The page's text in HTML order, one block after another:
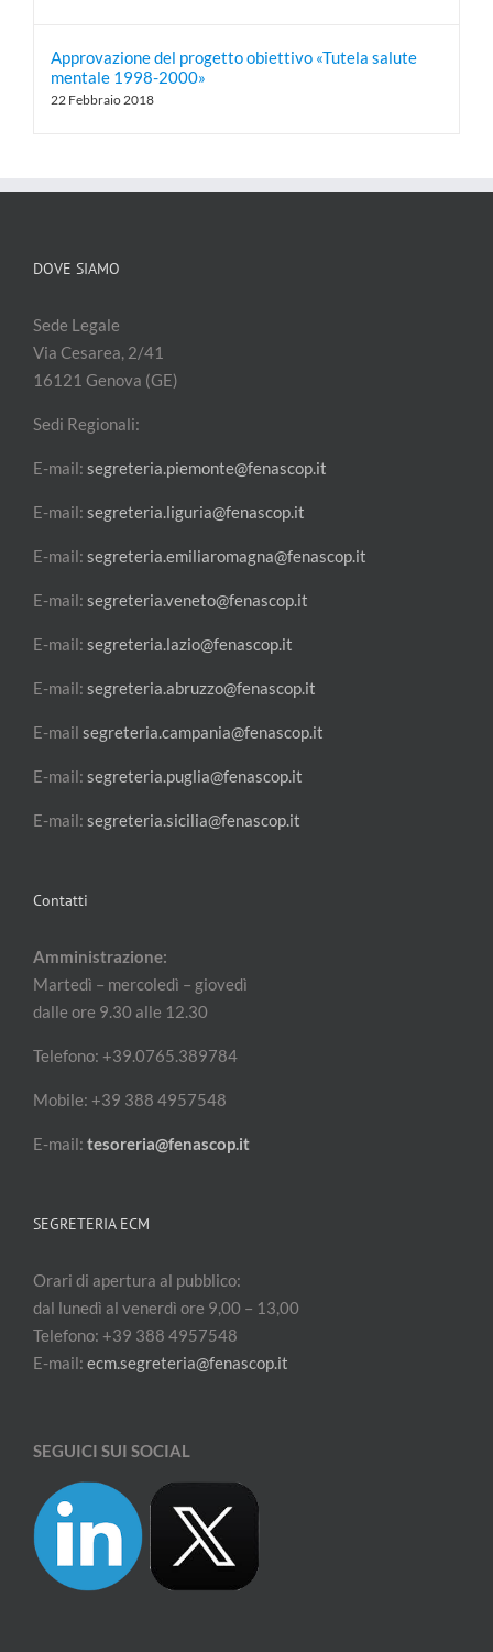
Approvazione del progetto obiettivo «Tutela salute
mentale 1998-2000»
22 Febbraio 2018
DOVE SIAMO
Sede Legale
Via Cesarea, 2/41
16121 Genova (GE)
Sedi Regionali:
E-mail: segreteria.piemonte@fenascop.it
E-mail: segreteria.liguria@fenascop.it
E-mail: segreteria.emiliaromagna@fenascop.it
E-mail: segreteria.veneto@fenascop.it
E-mail: segreteria.lazio@fenascop.it
E-mail: segreteria.abruzzo@fenascop.it
E-mail segreteria.campania@fenascop.it
E-mail: segreteria.puglia@fenascop.it
E-mail: segreteria.sicilia@fenascop.it
Contatti
Amministrazione:
Martedì – mercoledì – giovedì
dalle ore 9.30 alle 12.30
Telefono: +39.0765.389784
Mobile: +39 388 4957548
E-mail: tesoreria@fenascop.it
SEGRETERIA ECM
Orari di apertura al pubblico:
dal lunedì al venerdì ore 9,00 – 13,00
Telefono: +39 388 4957548
E-mail: ecm.segreteria@fenascop.it
SEGUICI SUI SOCIAL